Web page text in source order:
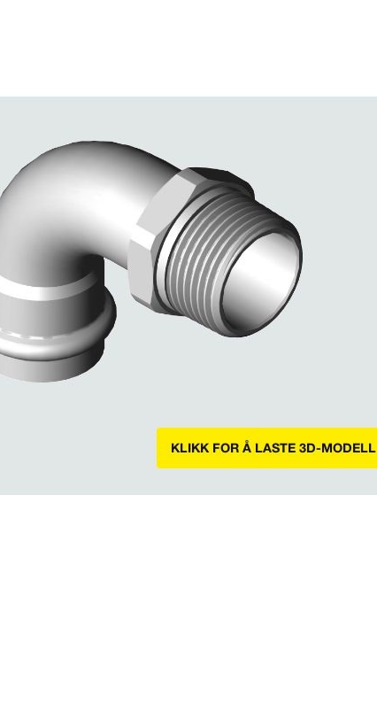
KLIKK FOR Å LASTE 3D-MODELL